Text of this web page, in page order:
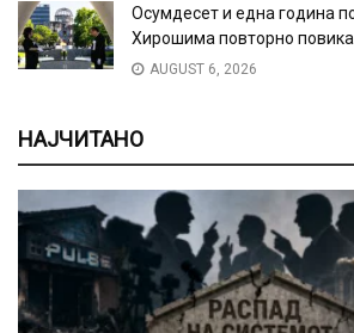
Осумдесет и една година
Хирошима повторно
AUGUST 6, 2026
НАЈЧИТАНО